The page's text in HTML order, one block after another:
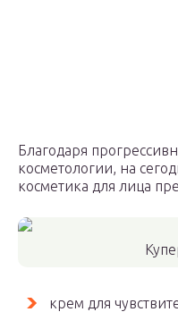
Благодаря
косметологии, на
косметика для лица
крем для